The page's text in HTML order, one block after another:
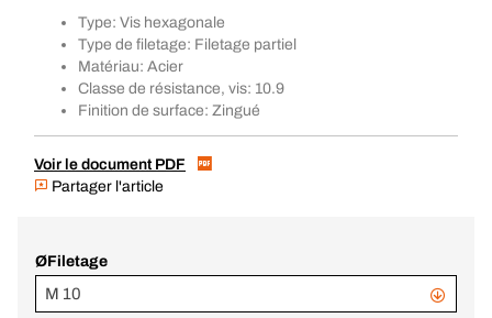
Type: Vis hexagonale
Type de filetage: Filetage partiel
Matériau: Acier
Classe de résistance, vis: 10.9
Finition de surface: Zingué
Voir le document PDF
Partager l'article
ØFiletage
M 10